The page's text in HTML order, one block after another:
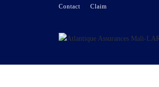
Contact Claim